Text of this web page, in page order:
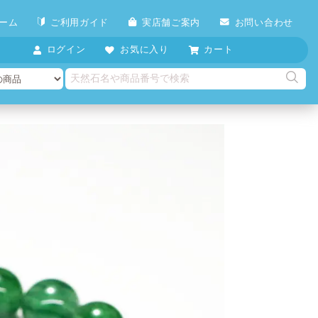
ム ご利用ガイド 実店舗ご案内 お問い合わせ
ログイン お気に入り カート